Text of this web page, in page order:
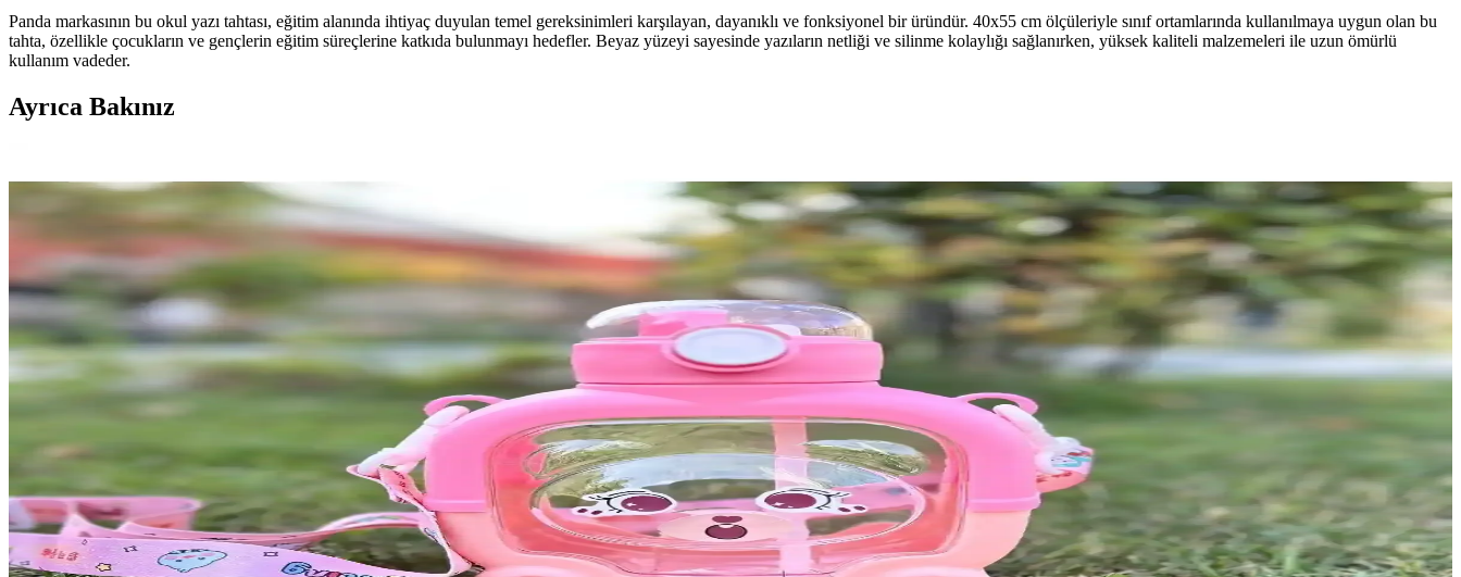
Panda markasının bu okul yazı tahtası, eğitim alanında ihtiyaç duyulan temel gereksinimleri karşılayan, dayanıklı ve fonksiyonel bir üründür. 40x55 cm ölçüleriyle sınıf ortamlarında kullanılmaya uygun olan bu
tahta, özellikle çocukların ve gençlerin eğitim süreçlerine katkıda bulunmayı hedefler. Beyaz yüzeyi sayesinde yazıların netliği ve silinme kolaylığı sağlanırken, yüksek kaliteli malzemeleri ile uzun ömürlü
kullanım vadeder.
Ayrıca Bakınız
İki farklı boyun askısı ürününün detaylı karşılaştırmasıyla, ihtiyaçlarınıza en uygun olanı seçmenize yardımcı oluyoruz.
Çocuklar İçin Ergonomik ve Dayanıklı Çalışma Masası Seçenekleri
Çocukların gelişimine uygun, ergonomik ve dayanıklı tasarıma sahip renkli çalışma masaları, kolay temizlenebilir yüzeyleri ve güvenli yapılarıyla ebeveynlerin tercihine sunuluyor.
Geyikli Çocuk Suluğu: Güvenli ve Eğlenceli Su Şişesi Tasarımı ve Özellikleri
Geyikli Çocuk Suluğu, dayanıklı malzemeleri, sızdırmazlık özelliği ve sevimli tasarımıyla çocukların kullanımına uygun, hijyenik ve güvenli bir su şişesidir.
Çocuklar İçin Dayanıklı ve Termal Özellikli 500ml Paslanmaz Çelik Su Şişesi
Çocuklar için tasarlanmış 500ml paslanmaz çelik termal su şişesi, dayanıklı yapısı, sızdırmazlığı ve uzun süre sıcak veya soğuk tutma özelliğiyle okul ve dış mekan kullanımına uygun.
Jet's Home 750 ml BPA İçermeyen Akıtmaz Suluk Seti Siyah ve Bordo Renklerde
Jet's Home suluk seti, 750 ml kapasitesi, BPA içermeyen kokusuz plastik malzemesi ve akıtmaz tasarımıyla ofis, spor ve okul için ideal, şık siyah ve bordo renk seçenekleri sunar.